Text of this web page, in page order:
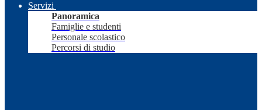
Servizi
Panoramica
Famiglie e studenti
Personale scolastico
Percorsi di studio